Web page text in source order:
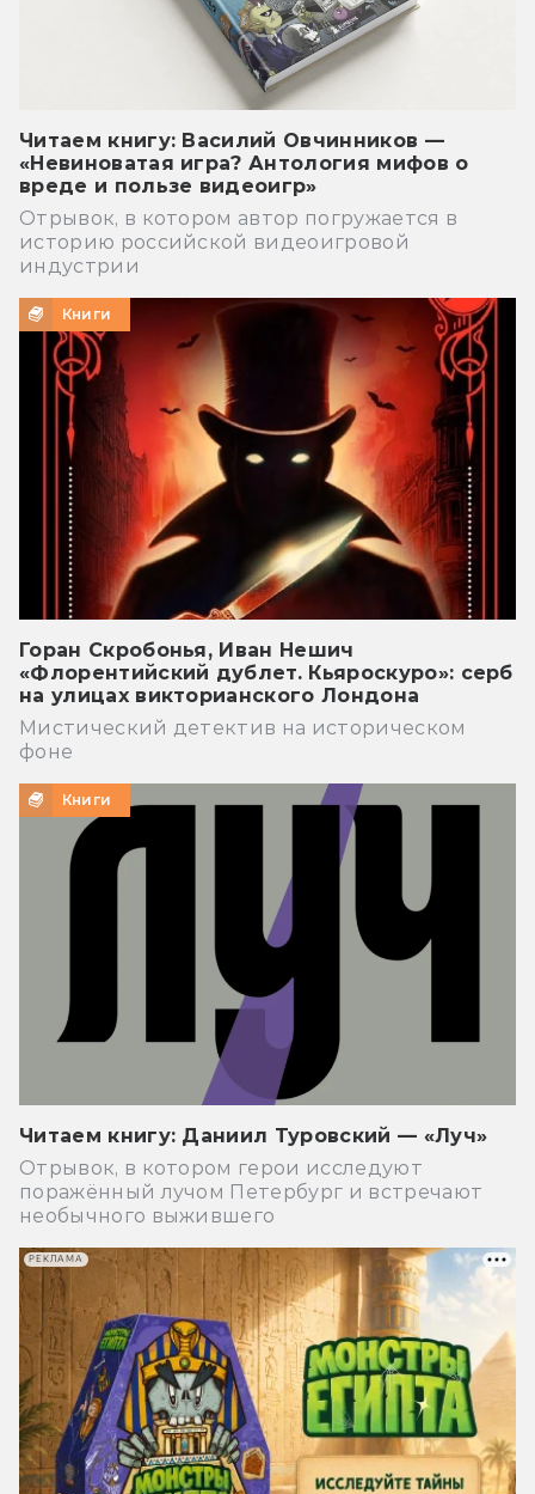
Читаем книгу: Василий Овчинников —
«Невиноватая игра? Антология мифов о
вреде и пользе видеоигр»
Отрывок, в котором автор погружается в
историю российской видеоигровой
индустрии
Книги
Горан Скробонья, Иван Нешич
«Флорентийский дублет. Кьяроскуро»: серб
на улицах викторианского Лондона
Мистический детектив на историческом
фоне
Книги
Читаем книгу: Даниил Туровский — «Луч»
Отрывок, в котором герои исследуют
поражённый лучом Петербург и встречают
необычного выжившего
РЕКЛАМА